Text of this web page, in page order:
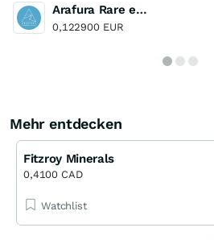
Arafura Rare earths
0,122900 EUR
Mehr entdecken
Fitzroy Minerals
0,4100 CAD
Watchlist